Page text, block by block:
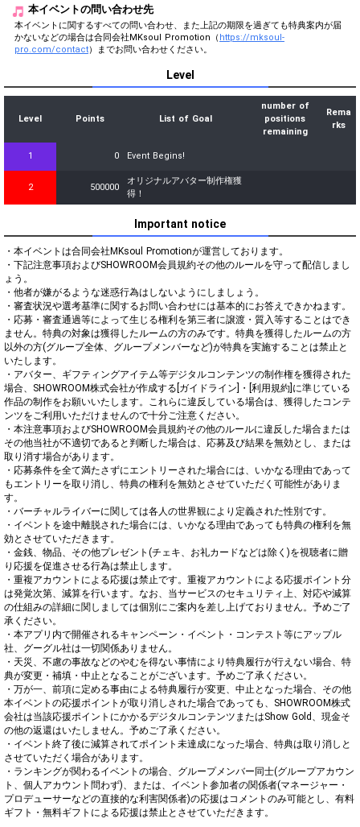
本イベントの問い合わせ先
本イベントに関するすべての問い合わせ、また上記の期限を過ぎても特典案内が届
かないなどの場合は合同会社MKsoul Promotion（https://mksoul-
pro.com/contact）までお問い合わせください。
Level
Level Points List of Goal
number of
positions
remaining
Rema
rks
1 0 Event Begins!
2 500000
オリジナルアバター制作権獲
得！
Important notice
・本イベントは合同会社MKsoul Promotionが運営しております。
・下記注意事項およびSHOWROOM会員規約その他のルールを守って配信しまし
ょう。
・他者が嫌がるような迷惑行為はしないようにしましょう。
・審査状況や選考基準に関するお問い合わせには基本的にお答えできかねます。
・応募・審査通過等によって生じる権利を第三者に譲渡・質入等することはでき
ません。特典の対象は獲得したルームの方のみです。特典を獲得したルームの方
以外の方(グループ全体、グループメンバーなど)が特典を実施することは禁止と
いたします。
・アバター、ギフティングアイテム等デジタルコンテンツの制作権を獲得された
場合、SHOWROOM株式会社が作成する[ガイドライン]・[利用規約]に準じている
作品の制作をお願いいたします。これらに違反している場合は、獲得したコンテ
ンツをご利用いただけませんので十分ご注意ください。
・本注意事項およびSHOWROOM会員規約その他のルールに違反した場合または
その他当社が不適切であると判断した場合は、応募及び結果を無効とし、または
取り消す場合があります。
・応募条件を全て満たさずにエントリーされた場合には、いかなる理由であって
もエントリーを取り消し、特典の権利を無効とさせていただく可能性がありま
す。
・バーチャルライバーに関しては各人の世界観により定義された性別です。
・イベントを途中離脱された場合には、いかなる理由であっても特典の権利を無
効とさせていただきます。
・金銭、物品、その他プレゼント(チェキ、お礼カードなどは除く)を視聴者に贈
り応援を促進させる行為は禁止します。
・重複アカウントによる応援は禁止です。重複アカウントによる応援ポイント分
は発覚次第、減算を行います。なお、当サービスのセキュリティ上、対応や減算
の仕組みの詳細に関しましては個別にご案内を差し上げておりません。予めご了
承ください。
・本アプリ内で開催されるキャンペーン・イベント・コンテスト等にアップル
社、グーグル社は一切関係ありません。
・天災、不慮の事故などのやむを得ない事情により特典履行が行えない場合、特
典が変更・補填・中止となることがございます。予めご了承ください。
・万が一、前項に定める事由による特典履行が変更、中止となった場合、その他
本イベントの応援ポイントが取り消しされた場合であっても、SHOWROOM株式
会社は当該応援ポイントにかかるデジタルコンテンツまたはShow Gold、現金そ
の他の返還はいたしません。予めご了承ください。
・イベント終了後に減算されてポイント未達成になった場合、特典は取り消しと
させていただく場合があります。
・ランキングが関わるイベントの場合、グループメンバー同士(グループアカウン
ト、個人アカウント問わず)、または、イベント参加者の関係者(マネージャー・
プロデューサーなどの直接的な利害関係者)の応援はコメントのみ可能とし、有料
ギフト・無料ギフトによる応援は禁止とさせていただきます。